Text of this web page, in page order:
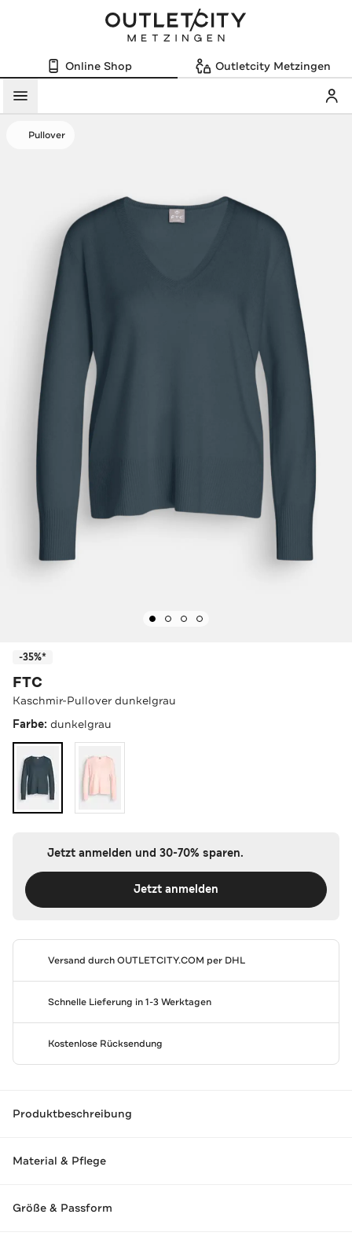
Online Shop Outletcity Metzingen
Menü
Pullover
-35%*
FTC
Kaschmir-Pullover dunkelgrau
Farbe: dunkelgrau
Jetzt anmelden und 30-70% sparen.
Jetzt anmelden
Versand durchOUTLETCITY.COM per DHL
Schnelle Lieferung in 1-3 Werktagen
Kostenlose Rücksendung
Produktbeschreibung
Material & Pflege
Größe & Passform